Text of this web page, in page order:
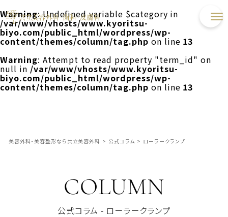
Warning: Undefined variable $category in
/var/www/vhosts/www.kyoritsu-
biyo.com/public_html/wordpress/wp-
content/themes/column/tag.php on line 13
Warning: Attempt to read property "term_id" on
null in /var/www/vhosts/www.kyoritsu-
biyo.com/public_html/wordpress/wp-
content/themes/column/tag.php on line 13
美容外科・美容整形なら共立美容外科 > 公式コラム > ローラークランプ
COLUMN
公式コラム - ローラークランプ